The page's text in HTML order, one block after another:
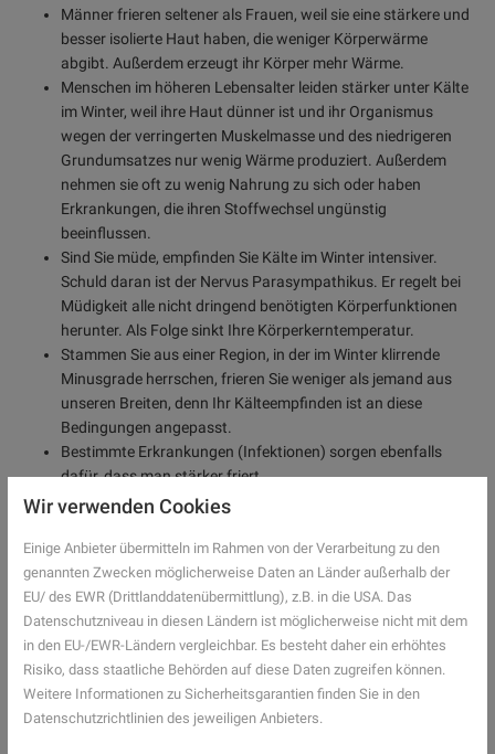
Männer frieren seltener als Frauen, weil sie eine stärkere und
besser isolierte Haut haben, die weniger Körperwärme
abgibt. Außerdem erzeugt ihr Körper mehr Wärme.
Menschen im höheren Lebensalter leiden stärker unter Kälte
im Winter, weil ihre Haut dünner ist und ihr Organismus
wegen der verringerten Muskelmasse und des niedrigeren
Grundumsatzes nur wenig Wärme produziert. Außerdem
nehmen sie oft zu wenig Nahrung zu sich oder haben
Erkrankungen, die ihren Stoffwechsel ungünstig
beeinflussen.
Sind Sie müde, empfinden Sie Kälte im Winter intensiver.
Schuld daran ist der Nervus Parasympathikus. Er regelt bei
Müdigkeit alle nicht dringend benötigten Körperfunktionen
herunter. Als Folge sinkt Ihre Körperkerntemperatur.
Stammen Sie aus einer Region, in der im Winter klirrende
Minusgrade herrschen, frieren Sie weniger als jemand aus
unseren Breiten, denn Ihr Kälteempfinden ist an diese
Bedingungen angepasst.
Bestimmte Erkrankungen (Infektionen) sorgen ebenfalls
dafür, dass man stärker friert.
Sogar die Lebensweise und Stimmungen können das
Menschen leichter frieren, wenn sie sozial isoliert leben oder
an Depressionen leiden.
Was Sie gegen Kälteempfindlichkeit tun
können
Leiden Sie unter Ihrer Kälteempfindlichkeit, gibt es durchaus ein
paar Dinge, die Sie unternehmen können. Um die Blutgefäße an
kältere Temperaturen und Temperaturschwankungen zu gewöhnen,
Wir verwenden Cookies
Einige Anbieter übermitteln im Rahmen von der Verarbeitung zu den
genannten Zwecken möglicherweise Daten an Länder außerhalb der
EU/ des EWR (Drittlanddatenübermittlung), z.B. in die USA. Das
Datenschutzniveau in diesen Ländern ist möglicherweise nicht mit dem
in den EU-/EWR-Ländern vergleichbar. Es besteht daher ein erhöhtes
Risiko, dass staatliche Behörden auf diese Daten zugreifen können.
Weitere Informationen zu Sicherheitsgarantien finden Sie in den
Datenschutzrichtlinien des jeweiligen Anbieters.